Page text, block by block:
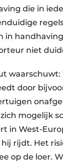
die in
in
niet
waarschuwt:
door
mogelijk
in West-
rijdt. Het
op de loer.